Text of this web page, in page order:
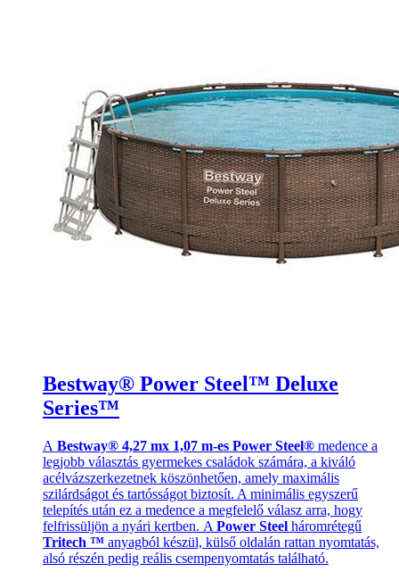
Bestway® Power Steel™ Deluxe
Series™
A Bestway® 4,27 mx 1,07 m-es Power Steel® medence a
legjobb választás gyermekes családok számára, a kiváló
acélvázszerkezetnek köszönhetően, amely maximális
szilárdságot és tartósságot biztosít. A minimális egyszerű
telepítés után ez a medence a megfelelő válasz arra, hogy
felfrissüljön a nyári kertben. A Power Steel háromrétegű
Tritech ™ anyagból készül, külső oldalán rattan nyomtatás,
alsó részén pedig reális csempenyomtatás található.